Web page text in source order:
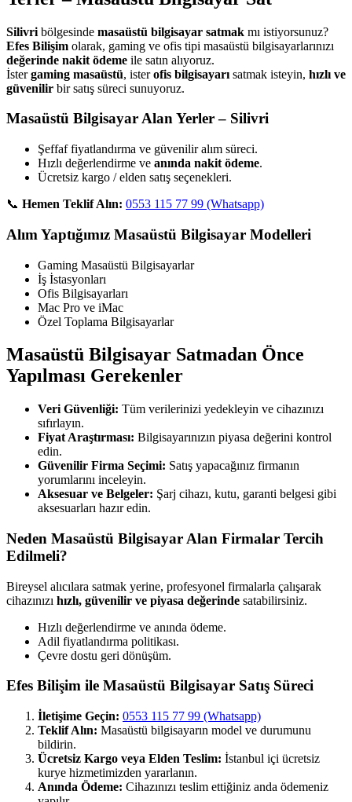
Silivri bölgesinde masaüstü bilgisayar satmak mı istiyorsunuz?
Efes Bilişim olarak, gaming ve ofis tipi masaüstü bilgisayarlarınızı
değerinde nakit ödeme ile satın alıyoruz.
İstergaming masaüstü, isterofis bilgisayarı satmak isteyin, hızlı ve
güvenilir bir satış süreci sunuyoruz.
Masaüstü Bilgisayar Alan Yerler – Silivri
Şeffaf fiyatlandırma ve güvenilir alım süreci.
Hızlı değerlendirme ve anında nakit ödeme.
Ücretsiz kargo / elden satış seçenekleri.
📞 Hemen Teklif Alın: 0553 115 77 99 (Whatsapp)
Alım Yaptığımız Masaüstü Bilgisayar Modelleri
Gaming Masaüstü Bilgisayarlar
İş İstasyonları
Ofis Bilgisayarları
Mac Pro ve iMac
Özel Toplama Bilgisayarlar
Masaüstü Bilgisayar Satmadan Önce
Yapılması Gerekenler
Veri Güvenliği: Tüm verilerinizi yedekleyin ve cihazınızı
sıfırlayın.
Fiyat Araştırması: Bilgisayarınızın piyasa değerini kontrol
edin.
Güvenilir Firma Seçimi: Satış yapacağınız firmanın
yorumlarını inceleyin.
Aksesuar ve Belgeler: Şarj cihazı, kutu, garanti belgesi gibi
aksesuarları hazır edin.
Neden Masaüstü Bilgisayar Alan Firmalar Tercih
Edilmeli?
Bireysel alıcılara satmak yerine, profesyonel firmalarla çalışarak
cihazınızı hızlı, güvenilir ve piyasa değerinde satabilirsiniz.
Hızlı değerlendirme ve anında ödeme.
Adil fiyatlandırma politikası.
Çevre dostu geri dönüşüm.
Efes Bilişim ile Masaüstü Bilgisayar Satış Süreci
İletişime Geçin: 0553 115 77 99 (Whatsapp)
Teklif Alın: Masaüstü bilgisayarın model ve durumunu
bildirin.
Ücretsiz Kargo veya Elden Teslim: İstanbul içi ücretsiz
kurye hizmetimizden yararlanın.
Anında Ödeme: Cihazınızı teslim ettiğiniz anda ödemeniz